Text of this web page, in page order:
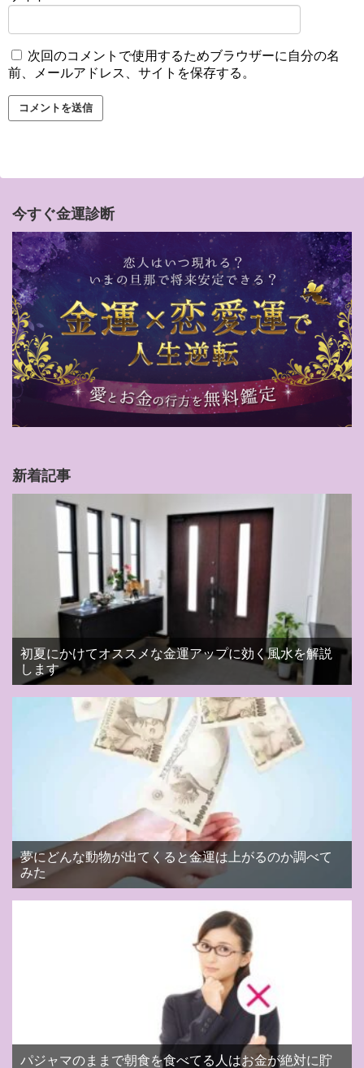
次回のコメントで使用するためブラウザーに自分の名
前、メールアドレス、サイトを保存する。
今すぐ金運診断
新着記事
初夏にかけてオススメな金運アップに効く風水を解説
します
夢にどんな動物が出てくると金運は上がるのか調べて
みた
パジャマのままで朝食を食べてる人はお金が絶対に貯